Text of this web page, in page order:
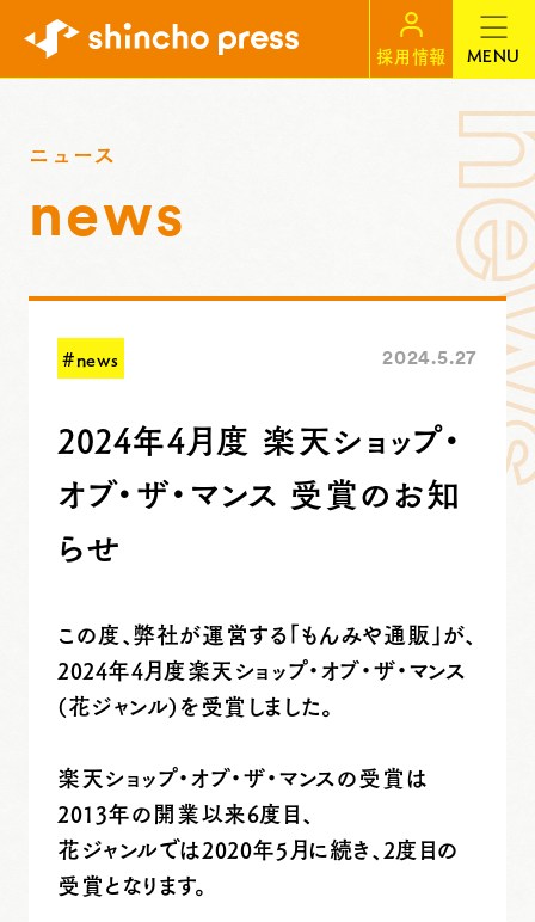
採用情報 MENU
ニュース
news
#news 2024.5.27
2024年4月度 楽天ショップ・
オブ・ザ・マンス 受賞のお知
らせ
この度、弊社が運営する「もんみや通販」が、
2024年4月度楽天ショップ・オブ・ザ・マンス
(花ジャンル)を受賞しました。
楽天ショップ・オブ・ザ・マンスの受賞は
2013年の開業以来6度目、
花ジャンルでは2020年5月に続き、2度目の
受賞となります。